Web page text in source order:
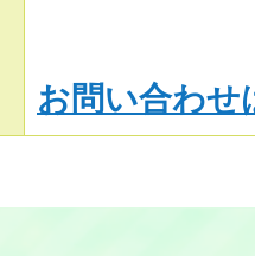
お問い合わせ